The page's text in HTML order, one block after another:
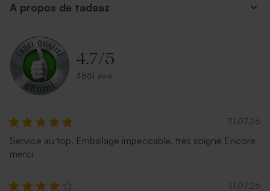
A propos de tadaaz
4.7/5
4861 avis
31.07.26
Service au top. Emballage impeccable, très soigné Encore
merci
31.07.26